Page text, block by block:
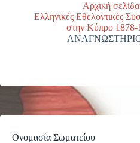
Αρχική σελίδα
Ελληνικές Εθελοντικές
στην Κύπρο 1878-
Ονομασία Σωματείου